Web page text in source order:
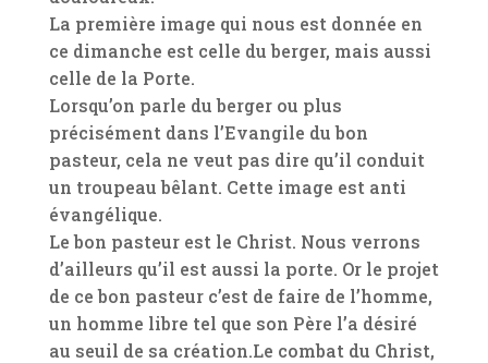
La première image qui nous est donnée en
ce dimanche est celle du berger, mais aussi
celle de la Porte.
Lorsqu’on parle du berger ou plus
précisément dans l’Evangile du bon
pasteur, cela ne veut pas dire qu’il conduit
un troupeau bêlant. Cette image est anti
évangélique.
Le bon pasteur est le Christ. Nous verrons
d’ailleurs qu’il est aussi la porte. Or le projet
de ce bon pasteur c’est de faire de l’homme,
un homme libre tel que son Père l’a désiré
au seuil de sa création.Le combat du Christ,